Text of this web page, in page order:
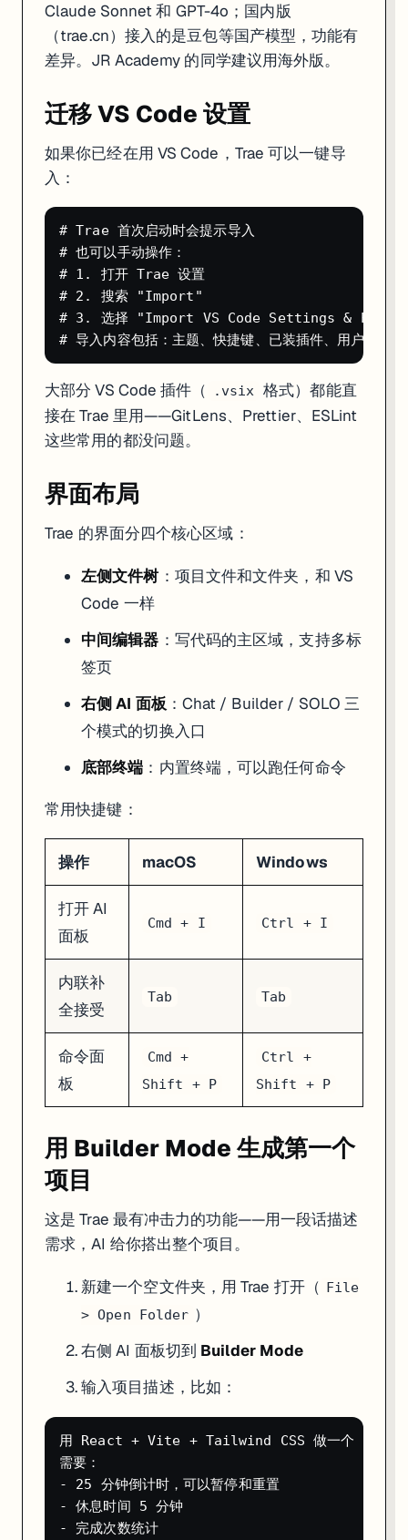
版本回滚
Builder Mode 有个救命功能：版本历史。
点右上角
Show History 按钮，能看到每一轮 AI 修改的快照。觉得改
装好 Trae 后，你马上可以做这些事来熟悉它：
用 Builder Mode 生成一个 Todo App（经典练手项目）
用 Chat Mode 让 AI 解释一段你看不懂的开源代码
把现有项目打开，试试
问 AI 任何关于项目的问题
截一张 UI 设计图丢给 AI，让它生成对应的 React 组件
Claude Sonnet 和 GPT-4o；国内版
（trae.cn）接入的是豆包等国产模型，功能有
差异。JR Academy 的同学建议用海外版。
迁移 VS Code 设置
如果你已经在用 VS Code，Trae 可以一键导
入：
# Trae 首次启动时会提示导入
# 也可以手动操作：
# 1. 打开 Trae 设置
# 2. 搜索 "Import"
# 3. 选择 "Import VS Code Settings &
大部分 VS Code 插件（ .vsix 格式）都能直
接在 Trae 里用——GitLens、Prettier、ESLint
这些常用的都没问题。
界面布局
Trae 的界面分四个核心区域：
左侧文件树：项目文件和文件夹，和 VS
Code 一样
中间编辑器 ：写代码的主区域，支持多标
签页
右侧 AI 面板：Chat / Builder / SOLO 三
个模式的切换入口
底部终端 ：内置终端，可以跑任何命令
常用快捷键：
操作 macOS Windows
打开 AI
面板
Cmd + I Ctrl + I
内联补
全接受
Tab Tab
命令面
板
Cmd +
Shift + P
Ctrl +
Shift + P
用 Builder Mode 生成第一个
项目
这是 Trae 最有冲击力的功能——用一段话描述
需求，AI 给你搭出整个项目。
新建一个空文件夹，用 Trae 打开（ File
> Open Folder ）
右侧 AI 面板切到 Builder Mode
输入项目描述，比如：
用 React + Vite + Tailwind CSS 做一个
需要：
- 25 分钟倒计时，可以暂停和重置
- 休息时间 5 分钟
- 完成次数统计